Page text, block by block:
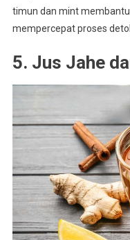
timun dan mint
mempercepat proses
5. Jus Jahe